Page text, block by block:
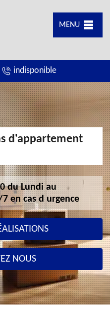
MENU
indisponible
d'appartement
du Lundi au
en cas d urgence
NOUS